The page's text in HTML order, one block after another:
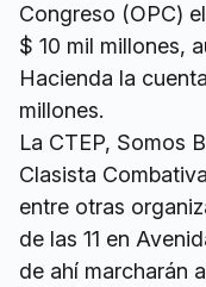
Congreso (OPC)
$ 10 mil millones,
Hacienda la
millones.
La CTEP, Somos
Clasista
entre otras
de las 11 en
de ahí marcharán